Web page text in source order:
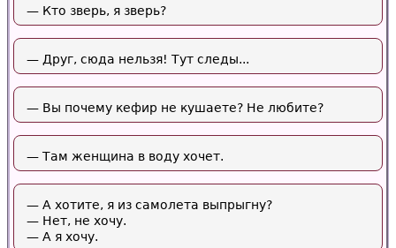
— Кто зверь, я зверь?
— Друг, сюда нельзя! Тут следы...
— Вы почему кефир не кушаете? Не любите?
— Там женщина в воду хочет.
— А хотите, я из самолета выпрыгну?
— Нет, не хочу.
— А я хочу.